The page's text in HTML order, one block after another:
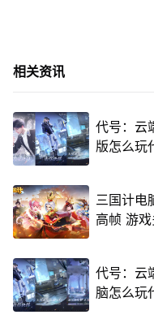
相关资讯
代号：云
版怎么玩
三国计电
高帧 游
代号：云
脑怎么玩